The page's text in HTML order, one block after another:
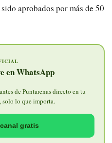
aprobados por más de 50
en WhatsApp
de Puntarenas directo en tu
solo lo que importa.
gratis